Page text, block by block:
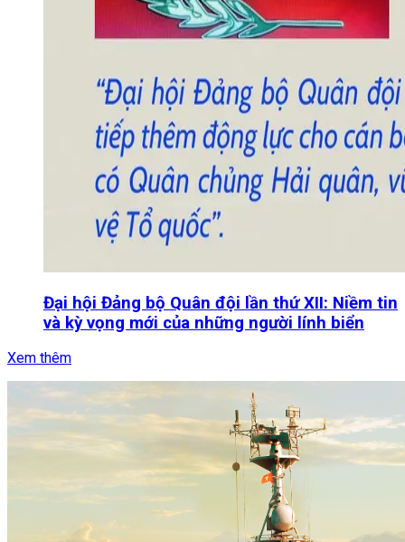
Đại hội Đảng bộ Quân đội lần thứ XII: Niềm tin
và kỳ vọng mới của những người lính biển
Xem thêm